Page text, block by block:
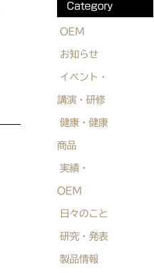
Category
OEM
お知らせ
イベント・
講演・研修
健康・健康
商品
実績・
OEM
日々のこと
研究・発表
製品情報